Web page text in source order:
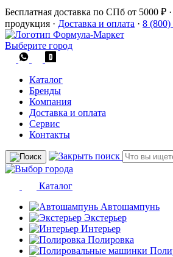
Бесплатная доставка по СПб от 5000 ₽ ·
продукция · Доставка и оплата · 8 (800)
Выберите город
Каталог
Бренды
Компания
Доставка и оплата
Сервис
Контакты
Каталог
Автошампунь
Экстерьер
Интерьер
Полировка